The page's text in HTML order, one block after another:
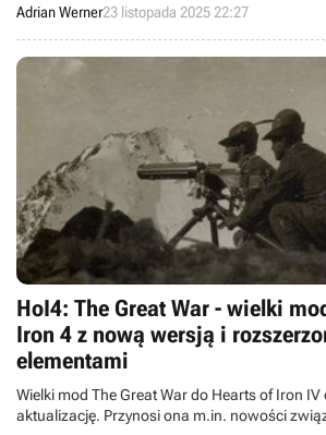
Adrian Werner23 listopada 2025 22:27
HoI4: The Great War - wielki
Iron 4 z nową wersją i
elementami
Wielki mod The Great War do Hearts of Iron IV
aktualizację. Przynosi ona m.in. nowości